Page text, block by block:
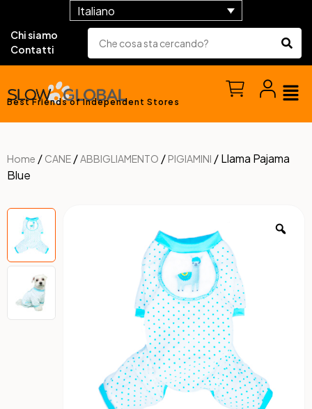
Italiano
Chi siamo
Contatti
Best Friends of Independent Stores
Home / CANE /ABBIGLIAMENTO / PIGIAMINI / Llama Pajama
Blue